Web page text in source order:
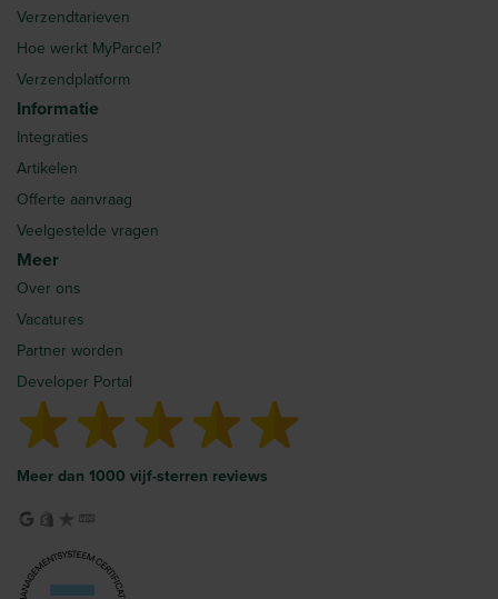
Verzendtarieven
Hoe werkt MyParcel?
Verzendplatform
Informatie
Integraties
Artikelen
Offerte aanvraag
Veelgestelde vragen
Meer
Over ons
Vacatures
Partner worden
Developer Portal
Meer dan 1000 vijf-sterren reviews